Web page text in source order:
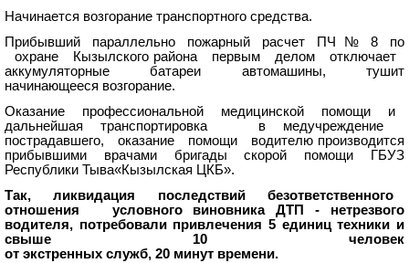
Начинается возгорание транспортного средства.
Прибывший параллельно пожарный расчет ПЧ № 8 по
охране Кызылского района первым делом отключает
аккумуляторные батареи автомашины, тушит
начинающееся возгорание.
Оказание профессиональной медицинской помощи и
дальнейшая транспортировка в медучреждение
пострадавшего, оказание помощи водителю производится
прибывшими врачами бригады скорой помощи ГБУЗ
Республики Тыва«Кызылская ЦКБ».
Так, ликвидация последствий безответственного
отношения условного виновника ДТП - нетрезвого
водителя, потребовали привлечения 5 единиц техники и
свыше 10 человек
от экстренных служб, 20 минут времени.